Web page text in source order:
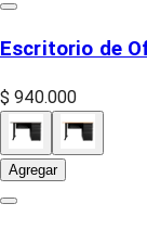
Escritorio de
$ 940.000
Agregar